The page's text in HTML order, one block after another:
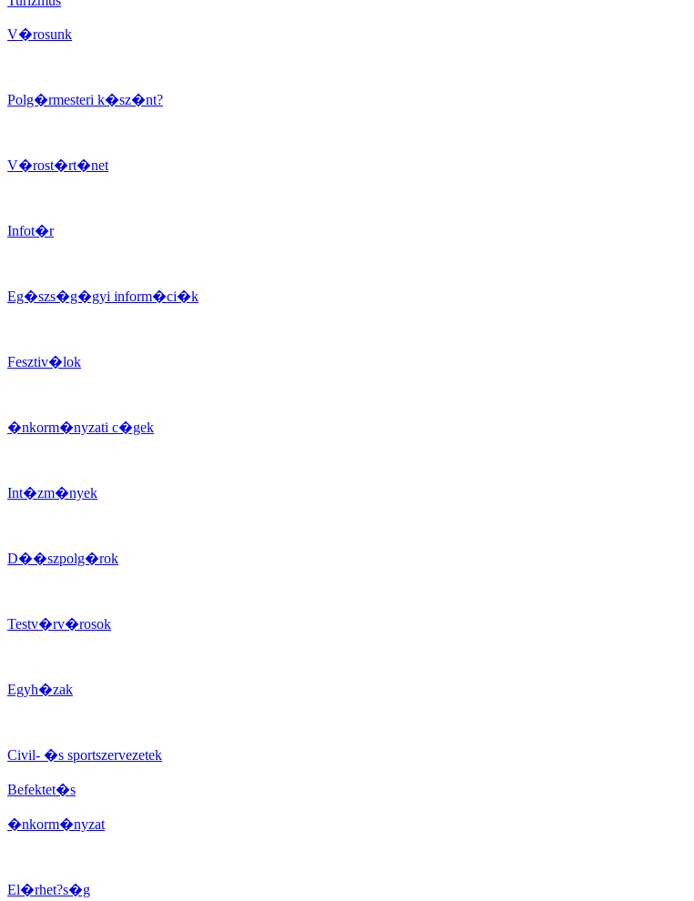
V�rosunk
Polg�rmesteri k�sz�nt?
V�rost�rt�net
Infot�r
Eg�szs�g�gyi inform�ci�k
Fesztiv�lok
�nkorm�nyzati c�gek
Int�zm�nyek
D��szpolg�rok
Testv�rv�rosok
Egyh�zak
Civil- �s sportszervezetek
Befektet�s
�nkorm�nyzat
El�rhet?s�g